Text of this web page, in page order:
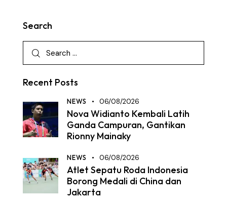
Search
Recent Posts
NEWS 06/08/2026
Nova Widianto Kembali Latih
Ganda Campuran, Gantikan
Rionny Mainaky
NEWS 06/08/2026
Atlet Sepatu Roda Indonesia
Borong Medali di China dan
Jakarta